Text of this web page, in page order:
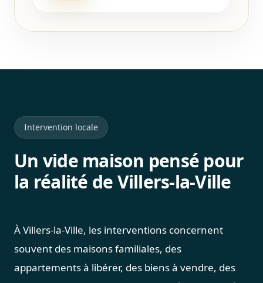
Intervention locale
Un vide maison pensé pour
la réalité de Villers-la-Ville
À Villers-la-Ville, les interventions concernent
souvent des maisons familiales, des
appartements à libérer, des biens à vendre, des